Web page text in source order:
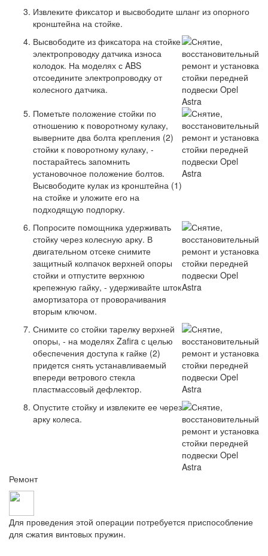
Извлеките фиксатор и высвободите шланг из опорного
кронштейна на стойке.
Высвободите из фиксатора на стойке
электропроводку датчика износа
колодок. На моделях с ABS
отсоедините электропроводку от
колесного датчика.
Пометьте положение стойки по
отношению к поворотному кулаку,
выверните два болта крепления (2)
стойки к поворотному кулаку, -
постарайтесь запомнить
установочное положение болтов.
Высвободите кулак из кронштейна (1)
на стойке и уложите его на
подходящую подпорку.
Попросите помощника удерживать
стойку через колесную арку. В
двигательном отсеке снимите
защитный колпачок верхней опоры
стойки и отпустите верхнюю
крепежную гайку, - удерживайте шток
амортизатора от проворачивания
вторым ключом.
Снимите со стойки тарелку верхней
опоры, - на моделях Zafira с целью
обеспечения доступа к гайке (2)
придется снять устанавливаемый
впереди ветрового стекла
пластмассовый дефлектор.
Опустите стойку и извлеките ее через
арку колеса.
Ремонт
Для проведения этой операции потребуется приспособление
для сжатия винтовых пружин.